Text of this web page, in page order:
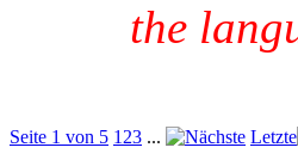
the
Seite 1 von 5 1 23 ... Letzte